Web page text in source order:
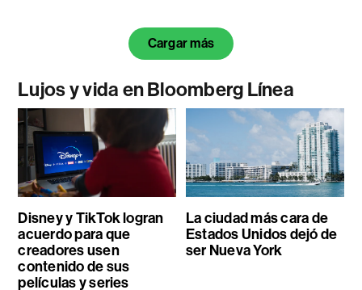
Cargar más
Lujos y vida en Bloomberg Línea
Disney y TikTok logran
acuerdo para que
creadores usen
contenido de sus
películas y series
La ciudad más cara de
Estados Unidos dejó de
ser Nueva York